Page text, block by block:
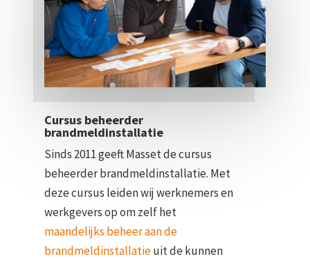
Cursus beheerder
brandmeldinstallatie
Sinds 2011 geeft Masset de cursus
beheerder brandmeldinstallatie. Met
deze cursus leiden wij werknemers en
werkgevers op om zelf het
maandelijks beheer aan de
brandmeldinstallatieuit de kunnen